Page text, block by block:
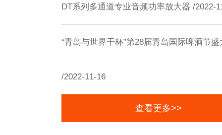
DT系列多通道专业音频功率放大器 /2022-
“青岛与世界干杯”第28届青岛国际啤酒节
/2022-11-16
查看更多>>